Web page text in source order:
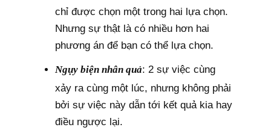
chỉ được chọn một trong hai lựa chọn.
Nhưng sự thật là có nhiều hơn hai
phương án để bạn có thể lựa chọn.
Ngụy biện nhân quả: 2 sự việc cùng
xảy ra cùng một lúc, nhưng không phải
bởi sự việc này dẫn tới kết quả kia hay
điều ngược lại.